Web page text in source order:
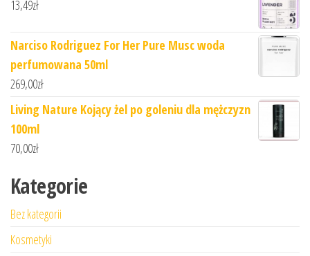
13,49zł
Narciso Rodriguez For Her Pure Musc woda
perfumowana 50ml
269,00zł
Living Nature Kojący żel po goleniu dla mężczyzn
100ml
70,00zł
Kategorie
Bez kategorii
Kosmetyki